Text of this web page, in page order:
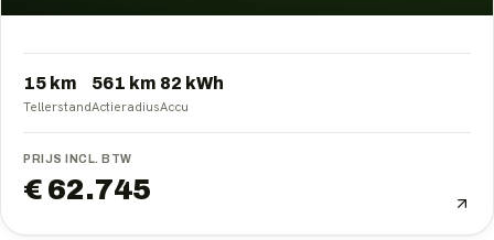
15 km
Tellerstand
561 km
Actieradius
82 kWh
Accu
PRIJS INCL. BTW
€ 62.745